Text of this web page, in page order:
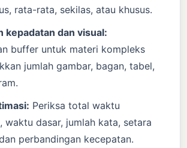
rata-rata, sekilas, atau khusus.
kepadatan dan visual:
buffer untuk materi kompleks
jumlah gambar, bagan, tabel,
Periksa total waktu
waktu dasar, jumlah kata, setara
perbandingan kecepatan.